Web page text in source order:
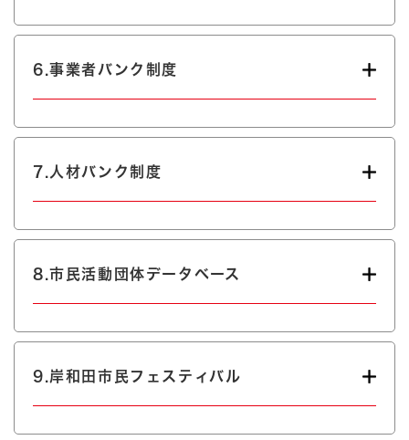
6.事業者バンク制度
7.人材バンク制度
8.市民活動団体データベース
9.岸和田市民フェスティバル